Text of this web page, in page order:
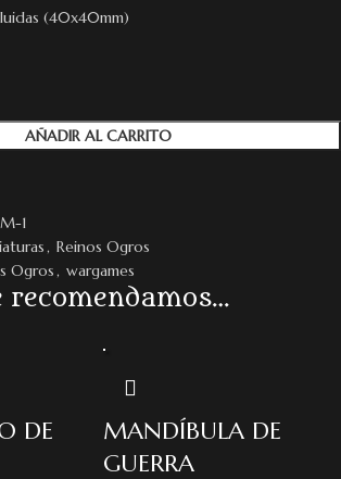
(40x40mm)
AÑADIR AL CARRITO
1
, Reinos Ogros
Ogros, wargames
recomendamos…
DE
MANDÍBULA DE
GUERRA